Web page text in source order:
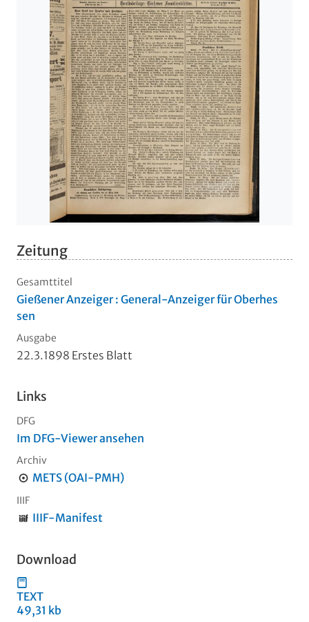
Zeitung
Gesamttitel
Gießener Anzeiger : General-Anzeiger für Oberhes
sen
Ausgabe
22.3.1898 Erstes Blatt
Links
DFG
Im DFG-Viewer ansehen
Archiv
METS (OAI-PMH)
IIIF
IIIF-Manifest
Download
TEXT
49,31 kb